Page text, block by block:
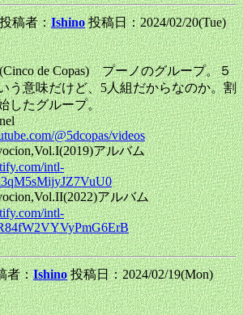
稿者：Ishino 投稿日：2024/02/20(Tue)
de Copas) プーノのグループ。５
う意味だけど、5人組だからなのか。割
したグループ。
@5dcopas/videos
アルバム
intl-
アルバム
intl-
者：Ishino 投稿日：2024/02/19(Mon)